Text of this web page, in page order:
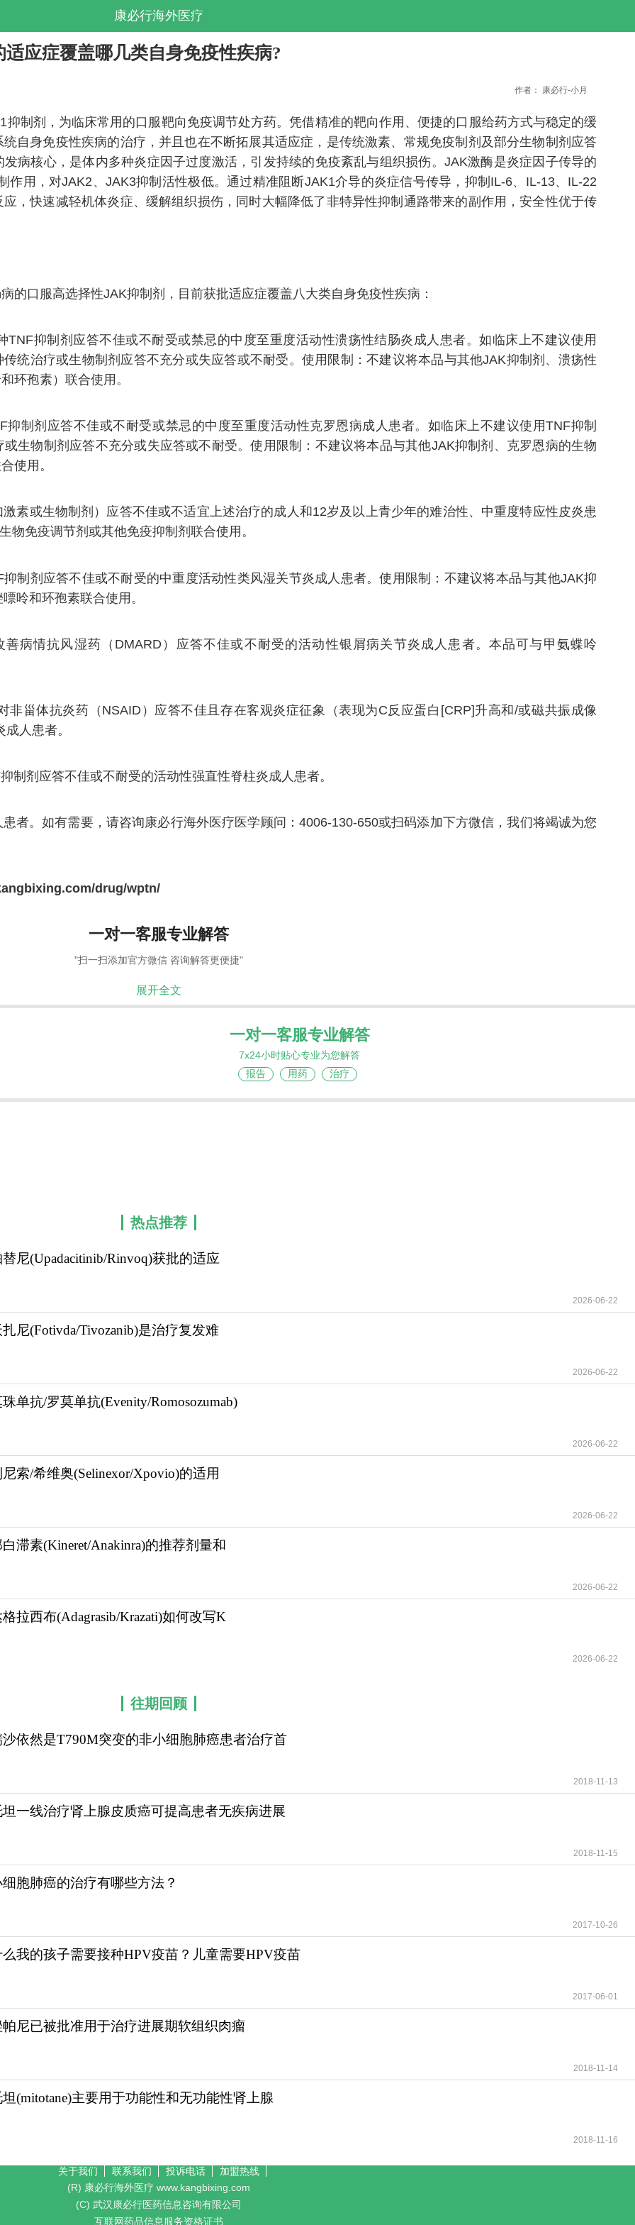
康必行海外医疗
应症覆盖哪几类自身免疫性疾病?
作者： 康必行-小月
抑制剂，为临床常用的口服靶向免疫调节处方药。凭借精准的靶向作用、便捷的口服给药方式与稳定的缓
自身免疫性疾病的治疗，并且也在不断拓展其适应症，是传统激素、常规免疫制剂及部分生物制剂应答
病核心，是体内多种炎症因子过度激活，引发持续的免疫紊乱与组织损伤。JAK激酶是炎症因子传导的
作用，对JAK2、JAK3抑制活性极低。通过精准阻断JAK1介导的炎症信号传导，抑制IL-6、IL-13、IL-22
，快速减轻机体炎症、缓解组织损伤，同时大幅降低了非特异性抑制通路带来的副作用，安全性优于传
的口服高选择性JAK抑制剂，目前获批适应症覆盖八大类自身免疫性疾病：
抑制剂应答不佳或不耐受或禁忌的中度至重度活动性溃疡性结肠炎成人患者。如临床上不建议使用
统治疗或生物制剂应答不充分或失应答或不耐受。使用限制：不建议将本品与其他JAK抑制剂、溃疡性
环孢素）联合使用。
剂应答不佳或不耐受或禁忌的中度至重度活动性克罗恩病成人患者。如临床上不建议使用TNF抑制
生物制剂应答不充分或失应答或不耐受。使用限制：不建议将本品与其他JAK抑制剂、克罗恩病的生物
使用。
或生物制剂）应答不佳或不适宜上述治疗的成人和12岁及以上青少年的难治性、中重度特应性皮炎患
免疫调节剂或其他免疫抑制剂联合使用。
剂应答不佳或不耐受的中重度活动性类风湿关节炎成人患者。使用限制：不建议将本品与其他JAK抑
呤和环孢素联合使用。
情抗风湿药（DMARD）应答不佳或不耐受的活动性银屑病关节炎成人患者。本品可与甲氨蝶呤
甾体抗炎药（NSAID）应答不佳且存在客观炎症征象（表现为C反应蛋白[CRP]升高和/或磁共振成像
人患者。
剂应答不佳或不耐受的活动性强直性脊柱炎成人患者。
。如有需要，请咨询康必行海外医疗医学顾问：4006-130-650或扫码添加下方微信，我们将竭诚为您
drug/wptn/
一对一客服专业解答
"扫一扫添加官方微信 咨询解答更便捷"
展开全文
一对一客服专业解答
7x24小时贴心专业为您解答
报告
用药 治疗
热点推荐
尼(Upadacitinib/Rinvoq)获批的适应
2026-06-22
尼(Fotivda/Tivozanib)是治疗复发难
2026-06-22
单抗/罗莫单抗(Evenity/Romosozumab)
2026-06-22
索/希维奥(Selinexor/Xpovio)的适用
2026-06-22
白滞素(Kineret/Anakinra)的推荐剂量和
2026-06-22
格拉西布(Adagrasib/Krazati)如何改写K
2026-06-22
往期回顾
沙依然是T790M突变的非小细胞肺癌患者治疗首
2018-11-13
一线治疗肾上腺皮质癌可提高患者无疾病进展
2018-11-15
胞肺癌的治疗有哪些方法？
2017-10-26
么我的孩子需要接种HPV疫苗？儿童需要HPV疫苗
2017-06-01
帕尼已被批准用于治疗进展期软组织肉瘤
2018-11-14
(mitotane)主要用于功能性和无功能性肾上腺
2018-11-16
关于我们 联系我们 投诉电话
加盟热线
(R) 康必行海外医疗 www.kangbixing.com
(C) 武汉康必行医药信息咨询有限公司
互联网药品信息服务资格证书